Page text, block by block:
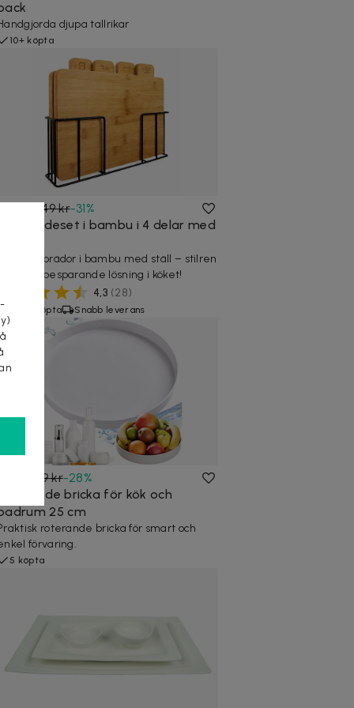
djupa tallrikar
10+ köpta
649 kr-31%
Skärbrädeset i bambu i 4 delar med
Fyra skärbrädor i bambu med ställ – stilren
platsbesparande lösning i köket!
4,3 (28)
600+ köpta Snabb leverans
179 kr-28%
Roterande bricka för kök och
25 cm
roterande bricka för smart och
förvaring.
5 köpta